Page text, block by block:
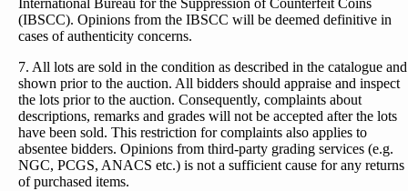
International Bureau for the Suppression of Counterfeit Coins
(IBSCC). Opinions from the IBSCC will be deemed definitive in
cases of authenticity concerns.
7. All lots are sold in the condition as described in the catalogue and
shown prior to the auction. All bidders should appraise and inspect
the lots prior to the auction. Consequently, complaints about
descriptions, remarks and grades will not be accepted after the lots
have been sold. This restriction for complaints also applies to
absentee bidders. Opinions from third-party grading services (e.g.
NGC, PCGS, ANACS etc.) is not a sufficient cause for any returns
of purchased items.